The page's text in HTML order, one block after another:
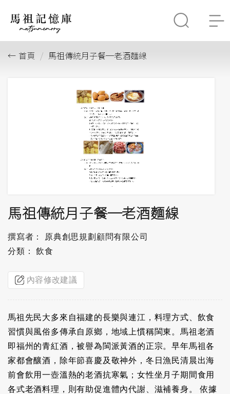
首頁 馬祖傳統月子餐─老酒麵線
馬祖傳統月子餐─老酒麵線
撰寫者： 原典創思規劃顧問有限公司
分類： 飲食
內容修改建議
馬祖先民大多來自福建的長樂與連江，料理方式、飲食
習慣與風俗多傳承自原鄉，地域上慣稱閩東。馬祖老酒
即福州的青紅酒，被譽為閩派黃酒的正宗。早年馬祖各
家都會釀酒，除年節喜慶及敬神外，冬日漁民清晨出海
前會飲用一壺溫熱的老酒抗寒氣；女性坐月子期間食用
各式老酒料理，則有助促進體內代謝、滋補養身。 依據